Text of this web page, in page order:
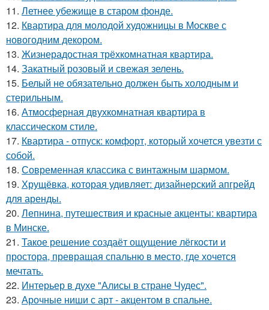
11. Летнее убежище в старом фонде.
12. Квартира для молодой художницы в Москве с
новогодним декором.
13. Жизнерадостная трёхкомнатная квартира.
14. Закатный розовый и свежая зелень.
15. Белый не обязательно должен быть холодным и
стерильным.
16. Атмосферная двухкомнатная квартира в
классическом стиле.
17. Квартира - отпуск: комфорт, который хочется увезти с
собой.
18. Современная классика с винтажным шармом.
19. Хрущёвка, которая удивляет: дизайнерский апгрейд
для аренды.
20. Лепнина, путешествия и красные акценты: квартира
в Минске.
21. Такое решение создаёт ощущение лёгкости и
простора, превращая спальню в место, где хочется
мечтать.
22. Интерьер в духе "Алисы в стране Чудес".
23. Арочные ниши с арт - акцентом в спальне.